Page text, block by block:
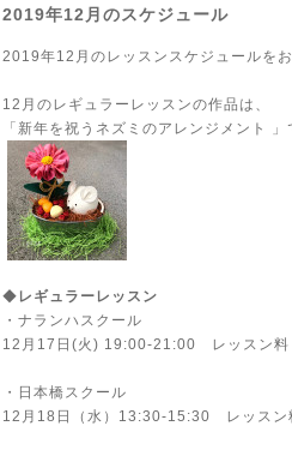
2019年12月のスケジュール
2019年12月のレッスンスケジュールをお
12月のレギュラーレッスンの作品は、
「新年を祝うネズミのアレンジメント 」
◆ レギュラーレッスン
・ナランハスクール
12月17日(火) 19:00-21:00 レッスン料
・日本橋スクール
12月18日（水）13:30-15:30 レッスン